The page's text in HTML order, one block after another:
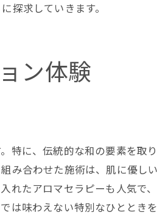
探求していきます。
ン体験
特に、伝統的な和の要素を取
み合わせた施術は、肌に優し
れたアロマセラピーも人気で
は味わえない特別なひととき